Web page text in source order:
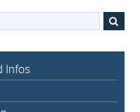
Infos